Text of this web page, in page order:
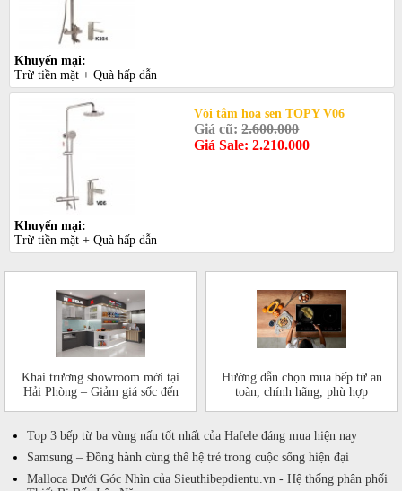
Khuyến mại:
Trừ tiền mặt + Quà hấp dẫn
Vòi tắm hoa sen TOPY V06
Giá cũ:2.600.000
Giá Sale: 2.210.000
Khuyến mại:
Trừ tiền mặt + Quà hấp dẫn
Khai trương showroom mới tại
Hải Phòng – Giảm giá sốc đến
Hướng dẫn chọn mua bếp từ an
toàn, chính hãng, phù hợp
Top 3 bếp từ ba vùng nấu tốt nhất của Hafele đáng mua hiện nay
Samsung – Đồng hành cùng thế hệ trẻ trong cuộc sống hiện đại
Malloca Dưới Góc Nhìn của Sieuthibepdientu.vn - Hệ thống phân phối